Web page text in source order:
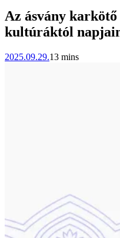
Az ásvány
kultúráktól
2025.09.29.13 mins